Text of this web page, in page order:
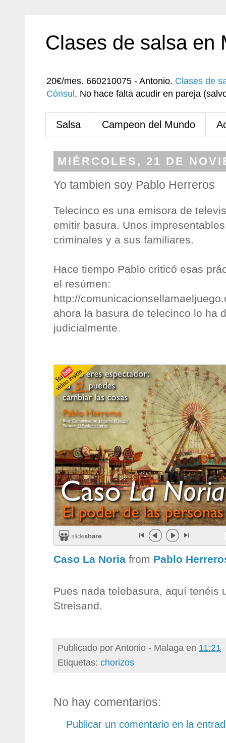
Clases de salsa en
20€/mes. 660210075 - Antonio. Clases de
Cónsul . No hace falta acudir en pareja
Salsa Campeon del Mundo
MIÉRCOLES, 21 DE
Yo tambien soy Pablo Herreros
Telecinco es una emisora de
emitir basura. Unos
criminales y a sus familiares.
Hace tiempo Pablo criticó esas
el resúmen:
http://
ahora la basura de telecinco lo ha
judicialmente.
Caso La Noria from Pablo
Pues nada telebasura, aquí tenéis
Streisand.
Publicado porAntonio - Malaga en 11:21
Etiquetas: chorizos
No hay comentarios:
Publicar un comentario en la